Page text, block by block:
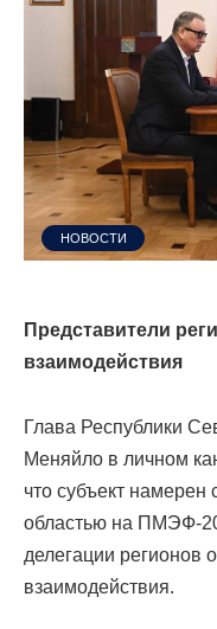
НОВОСТИ
Представители
взаимодействия
Глава Республики
Меняйло в личном
что субъект намерен
областью на ПМЭФ-
делегации
взаимодействия.